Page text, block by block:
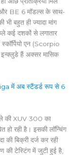
और BE 6 मॉडल्स के साथ-
भी बहुत ही ज्यादा मांग
कई दशकों से लगातार
एन (Scorpio
हैं अक्सर मासिक
में अब स्टैंडर्ड रूप से 6
की XUV 300 का
हो रही है। इसकी लॉन्चिंग
बिक्री दर्ज कर रही
टेस्टिंग में जुटी हुई है,